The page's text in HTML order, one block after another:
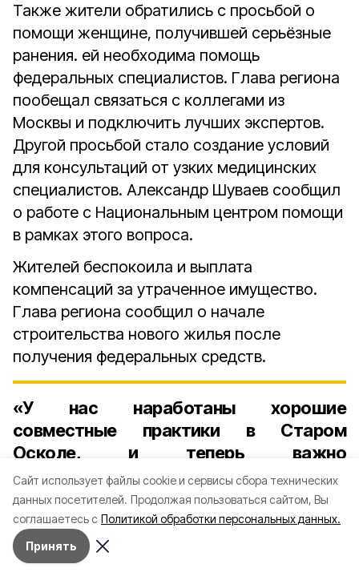
Cайт использует файлы cookie и сервисы сбора технических
данных посетителей. Продолжая пользоваться сайтом, Вы
соглашаетесь с Политикой обработки персональных данных.
Принять
Также жители обратились с просьбой о
помощи женщине, получившей серьёзные
ранения. ей необходима помощь
федеральных специалистов. Глава региона
пообещал связаться с коллегами из
Москвы и подключить лучших экспертов.
Другой просьбой стало создание условий
для консультаций от узких медицинских
специалистов. Александр Шуваев сообщил
о работе с Национальным центром помощи
в рамках этого вопроса.
Жителей беспокоила и выплата
компенсаций за утраченное имущество.
Глава региона сообщил о начале
строительства нового жилья после
получения федеральных средств.
«У нас наработаны хорошие
совместные практики в Старом
Осколе, и теперь важно
распространить их на приграничье», -
рассказал врио губернатора.
Нашли опечатку в тексте?